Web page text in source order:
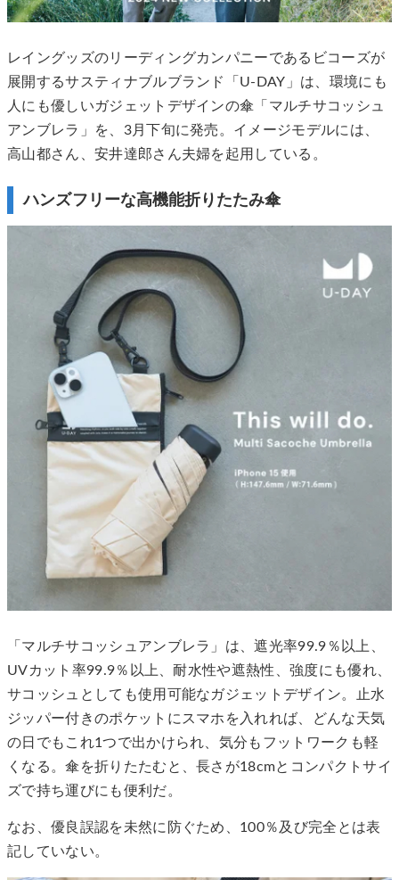
レイングッズのリーディングカンパニーであるビコーズが
展開するサスティナブルブランド「U-DAY」は、環境にも
人にも優しいガジェットデザインの傘「マルチサコッシュ
アンブレラ」を、3月下旬に発売。イメージモデルには、
高山都さん、安井達郎さん夫婦を起用している。
ハンズフリーな高機能折りたたみ傘
「マルチサコッシュアンブレラ」は、遮光率99.9％以上、
UVカット率99.9％以上、耐水性や遮熱性、強度にも優れ、
サコッシュとしても使用可能なガジェットデザイン。止水
ジッパー付きのポケットにスマホを入れれば、どんな天気
の日でもこれ1つで出かけられ、気分もフットワークも軽
くなる。傘を折りたたむと、長さが18cmとコンパクトサイ
ズで持ち運びにも便利だ。
なお、優良誤認を未然に防ぐため、100％及び完全とは表
記していない。